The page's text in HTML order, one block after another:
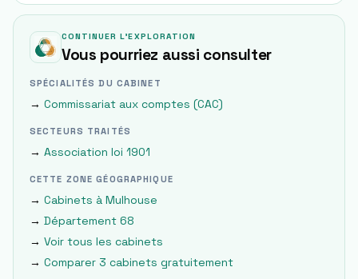
CONTINUER L'EXPLORATION
Vous pourriez aussi consulter
SPÉCIALITÉS DU CABINET
→ Commissariat aux comptes (CAC)
SECTEURS TRAITÉS
→ Association loi 1901
CETTE ZONE GÉOGRAPHIQUE
→ Cabinets à Mulhouse
→ Département 68
→ Voir tous les cabinets
→ Comparer 3 cabinets gratuitement